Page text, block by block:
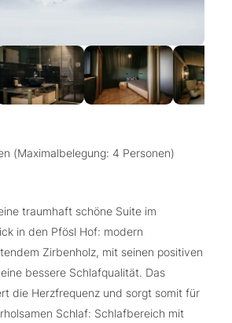
(Maximalbelegung: 4 Personen)
traumhaft schöne Suite im
in den Pfösl Hof: modern
Zirbenholz, mit seinen positiven
bessere Schlafqualität. Das
die Herzfrequenz und sorgt somit für
Schlaf: Schlafbereich mit